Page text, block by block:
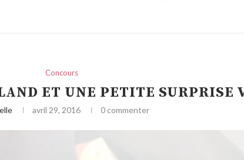
Concours
ET UNE PETITE SURPRISE
avril 29, 2016 0 commenter